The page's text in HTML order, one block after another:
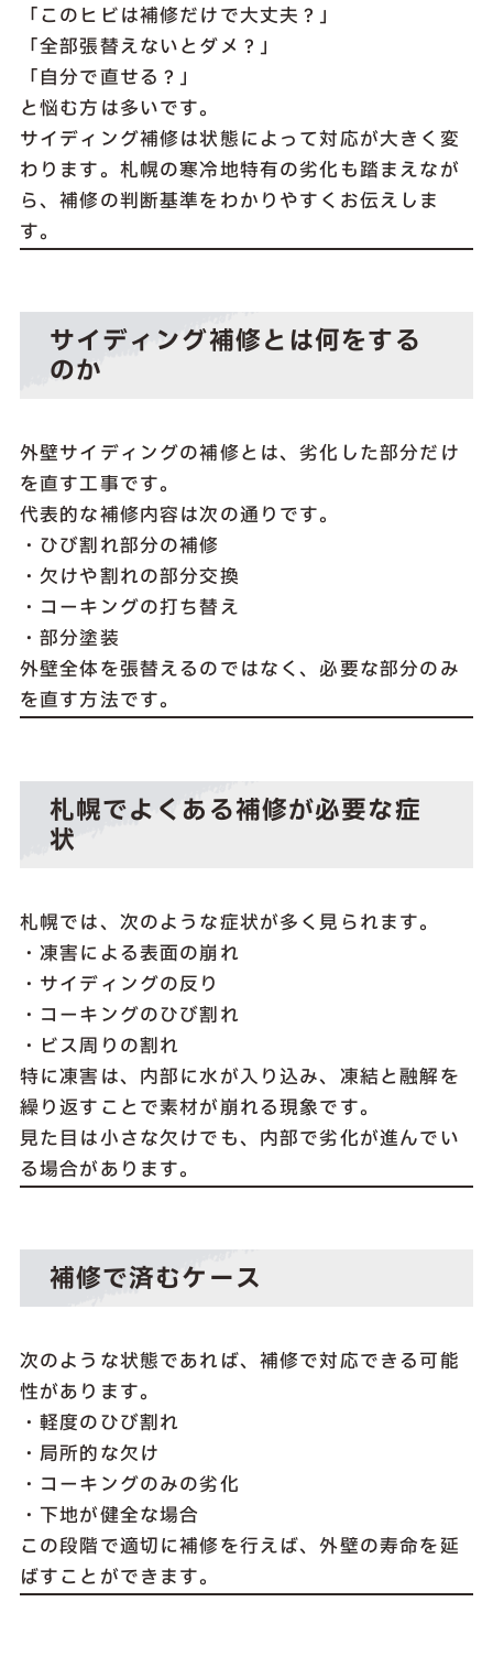
「このヒビは補修だけで大丈夫？」
「全部張替えないとダメ？」
「自分で直せる？」
と悩む方は多いです。
サイディング補修は状態によって対応が大きく変
わります。札幌の寒冷地特有の劣化も踏まえなが
ら、補修の判断基準をわかりやすくお伝えしま
す。
サイディング補修とは何をする
のか
外壁サイディングの補修とは、劣化した部分だけ
を直す工事です。
代表的な補修内容は次の通りです。
・ひび割れ部分の補修
・欠けや割れの部分交換
・コーキングの打ち替え
・部分塗装
外壁全体を張替えるのではなく、必要な部分のみ
を直す方法です。
札幌でよくある補修が必要な症
状
札幌では、次のような症状が多く見られます。
・凍害による表面の崩れ
・サイディングの反り
・コーキングのひび割れ
・ビス周りの割れ
特に凍害は、内部に水が入り込み、凍結と融解を
繰り返すことで素材が崩れる現象です。
見た目は小さな欠けでも、内部で劣化が進んでい
る場合があります。
補修で済むケース
次のような状態であれば、補修で対応できる可能
性があります。
・軽度のひび割れ
・局所的な欠け
・コーキングのみの劣化
・下地が健全な場合
この段階で適切に補修を行えば、外壁の寿命を延
ばすことができます。